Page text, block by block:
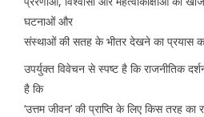
घटनाओं और
संस्थाओं की सतह के भीतर देखने का प्रयास
उपर्युक्त विवेचन से स्पष्ट है कि राजनीतिक
है कि
‘उत्तम जीवन’ की प्राप्ति के लिए किस तरह